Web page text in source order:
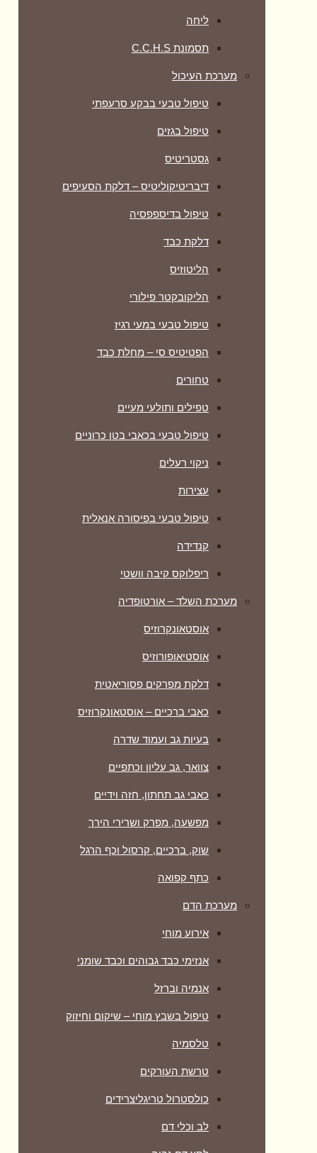
ליחה
תסמונת C.C.H.S
מערכת העיכול
טיפול טבעי בבקע סרעפתי
טיפול בגזים
גסטריטיס
דיבריטיקוליטיס – דלקת הסעיפים
טיפול בדיספפסיה
דלקת כבד
הליטוזיס
הליקובקטר פילורי
טיפול טבעי במעי רגיז
הפטיטיס סי – מחלת כבד
טחורים
טפילים ותולעי מעיים
טיפול טבעי בכאבי בטן כרוניים
ניקוי רעלים
עצירות
טיפול טבעי בפיסורה אנאלית
קנדידה
ריפלוקס קיבה וושטי
מערכת השלד – אורטופדיה
אוסטאונקרוזיס
אוסטיאופורוזיס
דלקת מפרקים פסוריאטית
כאבי ברכיים – אוסטאונקרוזיס
בעיות גב ועמוד שדרה
צוואר, גב עליון וכתפיים
כאבי גב תחתון, חזה וידיים
מפשעה, מפרק ושרירי הירך
שוק, ברכיים, קרסול וכף הרגל
כתף קפואה
מערכת הדם
אירוע מוחי
אנזימי כבד גבוהים וכבד שומני
אנמיה וברזל
טיפול בשבץ מוחי – שיקום וחיזוק
טלסמיה
טרשת העורקים
כולסטרול טריגליצרידים
לב וכלי דם